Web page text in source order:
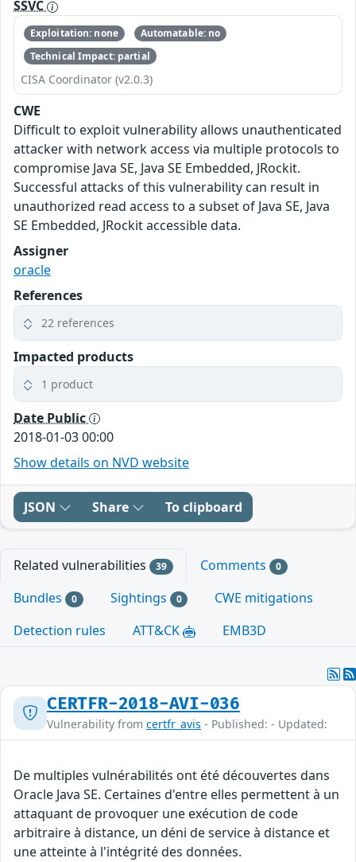
SSVC
Exploitation: none
Automatable: no
Technical Impact: partial
CISA Coordinator (v2.0.3)
CWE
Difficult to exploit vulnerability allows unauthenticated
attacker with network access via multiple protocols to
compromise Java SE, Java SE Embedded, JRockit.
Successful attacks of this vulnerability can result in
unauthorized read access to a subset of Java SE, Java
SE Embedded, JRockit accessible data.
Assigner
oracle
References
22 references
Impacted products
1 product
Date Public
2018-01-03 00:00
Show details on NVD website
JSON Share To clipboard
Related vulnerabilities 39 Comments 0
Bundles 0 Sightings 0
CWE mitigations
Detection rules
ATT&CK EMB3D
CERTFR-2018-AVI-036
Vulnerability from certfr_avis - Published: - Updated:
De multiples vulnérabilités ont été découvertes dans
Oracle Java SE. Certaines d'entre elles permettent à un
attaquant de provoquer une exécution de code
arbitraire à distance, un déni de service à distance et
une atteinte à l'intégrité des données.